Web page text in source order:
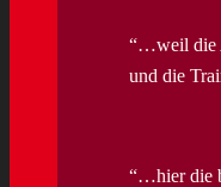
…weil die
und die
…hier die